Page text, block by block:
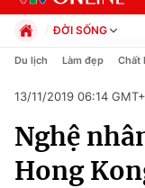
Chuyên mục
Chính trị
ĐỜI SỐNG
Chính trị
Pháp luật
Kinh tế
Thể thao
Truyền hình
Du lịch Làm đẹp Chất
13/11/2019 06:14
Nghệ
Hong